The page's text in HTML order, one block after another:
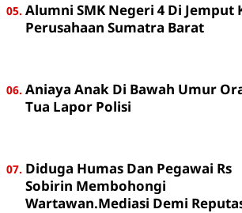
Alumni SMK Negeri 4 Di Jemput
Perusahaan Sumatra Barat
Aniaya Anak Di Bawah Umur
Tua Lapor Polisi
Diduga Humas Dan Pegawai Rs
Sobirin Membohongi
Wartawan.Mediasi Demi